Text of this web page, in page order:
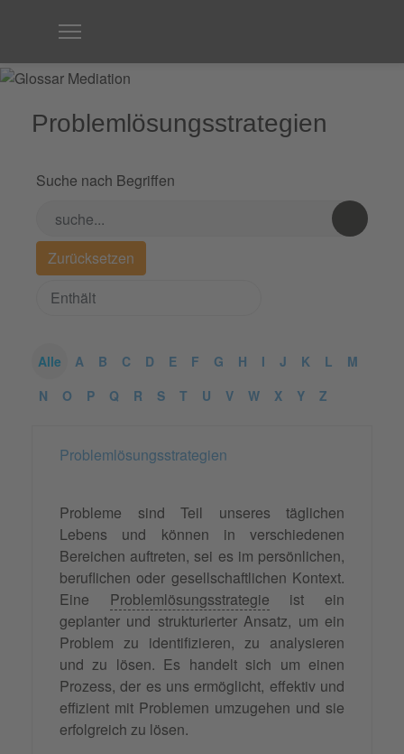
Problemlösungsstrategien
Suche nach Begriffen
Alle A B C D E F G H I J K L
M
N
O P Q R S T U V W X Y Z
Problemlösungsstrategien
Probleme sind Teil unseres täglichen
Lebens und können in verschiedenen
Bereichen auftreten, sei es im persönlichen,
beruflichen oder gesellschaftlichen Kontext.
Eine Problemlösungsstrategie ist ein
geplanter und strukturierter Ansatz, um ein
Problem zu identifizieren, zu analysieren
und zu lösen. Es handelt sich um einen
Prozess, der es uns ermöglicht, effektiv und
effizient mit Problemen umzugehen und sie
erfolgreich zu lösen.